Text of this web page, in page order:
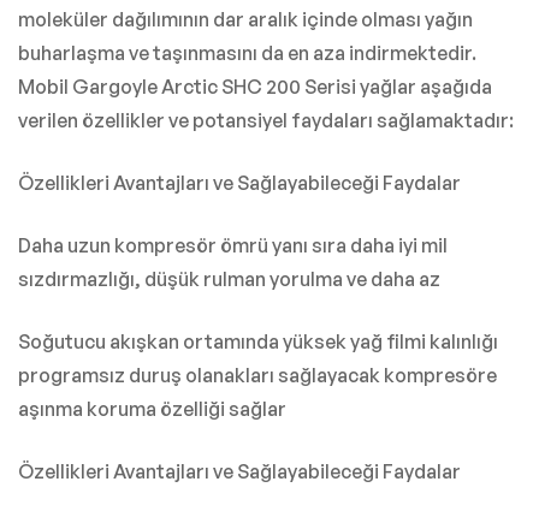
moleküler dağılımının dar aralık içinde olması yağın
buharlaşma ve taşınmasını da en aza indirmektedir.
Mobil Gargoyle Arctic SHC 200 Serisi yağlar aşağıda
verilen özellikler ve potansiyel faydaları sağlamaktadır:
Özellikleri Avantajları ve Sağlayabileceği Faydalar
Daha uzun kompresör ömrü yanı sıra daha iyi mil
sızdırmazlığı, düşük rulman yorulma ve daha az
Soğutucu akışkan ortamında yüksek yağ filmi kalınlığı
programsız duruş olanakları sağlayacak kompresöre
aşınma koruma özelliği sağlar
Özellikleri Avantajları ve Sağlayabileceği Faydalar